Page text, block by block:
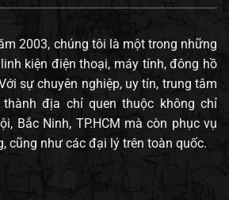
2003, chúng tôi là một trong những
kiện điện thoại, máy tính, đông hồ
sự chuyên nghiệp, uy tín, trung tâm
địa chỉ quen thuộc không chỉ
Bắc Ninh, TP.HCM mà còn phục vụ
cũng như các đại lý trên toàn quốc.